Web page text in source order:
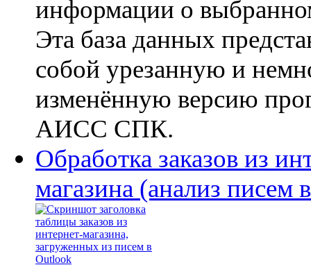
информации о
Эта база данных
собой урезанную и
изменённую версию
АИСС СПК.
Обработка заказов из
магазина (анализ писем